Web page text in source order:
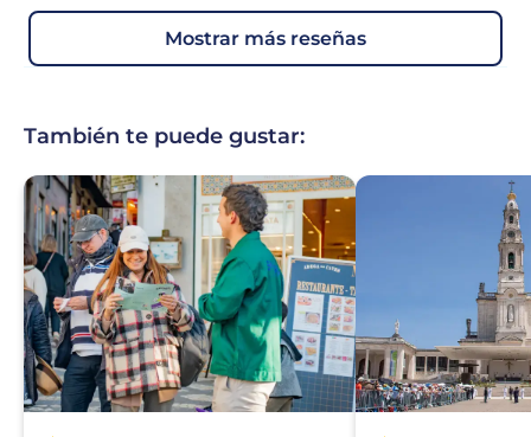
mostrar más reseñas
También te puede gustar: